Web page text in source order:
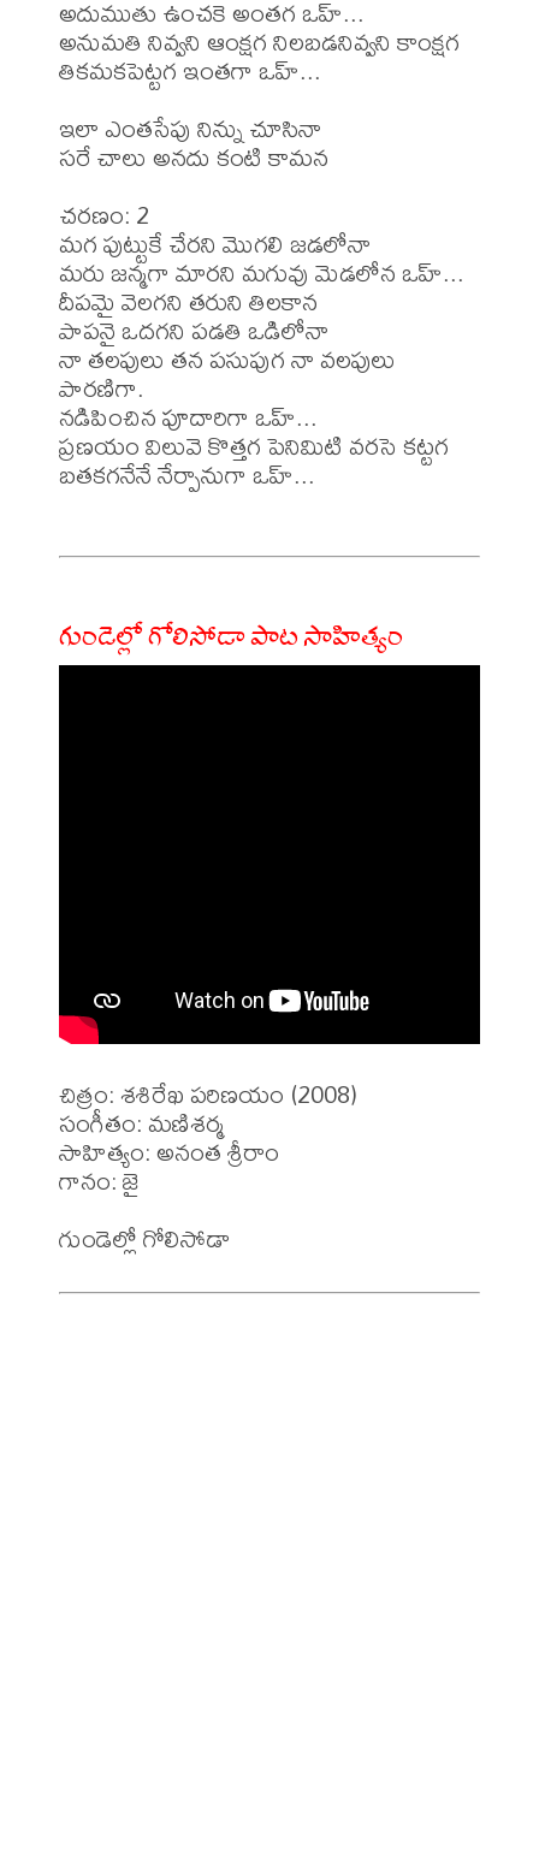
అదుముతు ఉంచకె అంతగ ఒహ్...
అనుమతి నివ్వని ఆంక్షగ నిలబడనివ్వని కాంక్షగ
తికమకపెట్టగ ఇంతగా ఒహ్...
ఇలా ఎంతసేపు నిన్ను చూసినా
సరే చాలు అనదు కంటి కామన
చరణం: 2
మగ పుట్టుకే చేరని మొగలి జడలోనా
మరు జన్మగా మారని మగువు మెడలోన ఒహ్...
దీపమై వెలగని తరుని తిలకాన
పాపనై ఒదగని పడతి ఒడిలోనా
నా తలపులు తన పసుపుగ నా వలపులు
పారణిగా.
నడిపించిన పూదారిగా ఒహ్...
ప్రణయం విలువె కొత్తగ పెనిమిటి వరసె కట్టగ
బతకగనేనే నేర్పానుగా ఒహ్...
గుండెల్లో గోలిసోడా పాట సాహిత్యం
చిత్రం: శశిరేఖ పరిణయం (2008)
సంగీతం: మణిశర్మ
సాహిత్యం: అనంత శ్రీరాం
గానం: జై